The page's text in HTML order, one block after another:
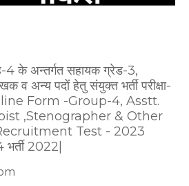
के अन्तर्गत सहायक ग्रेड-3,
व अन्य पदों हेतु संयुक्त भर्ती परीक्षा-
Form -Group-4, Asstt.
,Stenographer & Other
Test - 2023
भर्ती 2022|